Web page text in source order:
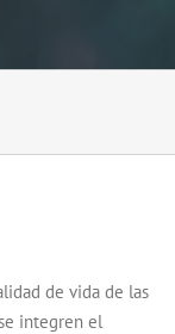
de vida de las
integren el